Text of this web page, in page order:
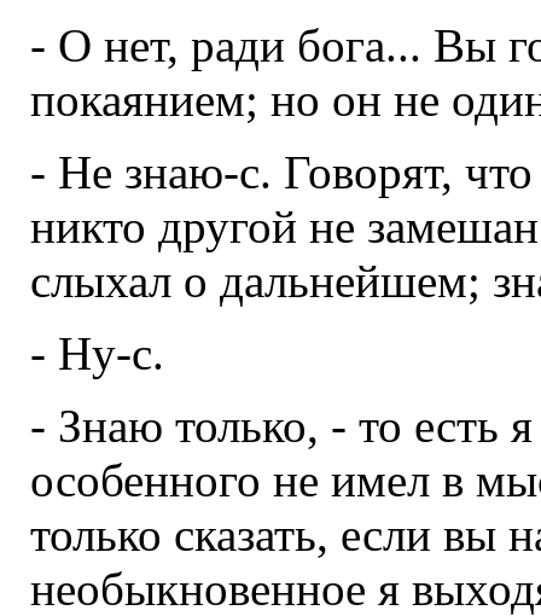
- О нет, ради бога... Вы
покаянием; но он не
- Не знаю-с. Говорят,
никто другой не
слыхал о дальнейшем;
- Ну-с.
- Знаю только, - то есть
особенного не имел в
только сказать, если вы
необыкновенное я